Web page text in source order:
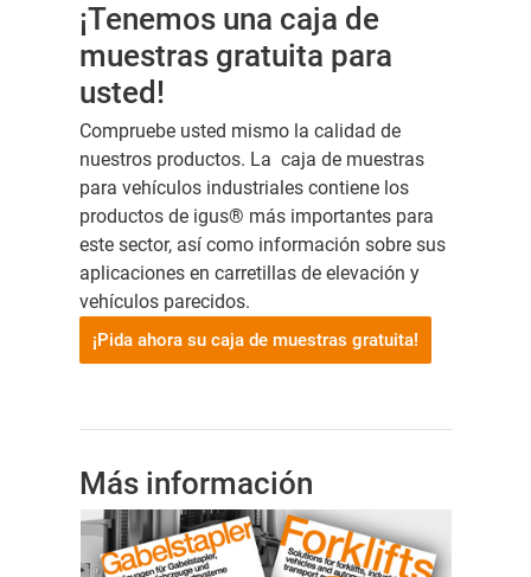
¡Tenemos una caja de
muestras gratuita para
usted!
Compruebe usted mismo la calidad de
nuestros productos. La caja de muestras
para vehículos industriales contiene los
productos de igus® más importantes para
este sector, así como información sobre sus
aplicaciones en carretillas de elevación y
vehículos parecidos.
¡Pida ahora su caja de muestras gratuita!
Más información